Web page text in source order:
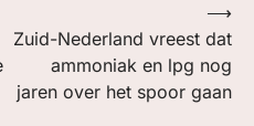
Zuid-Nederland vreest dat
ammoniak en lpg nog
jaren over het spoor gaan
⟶